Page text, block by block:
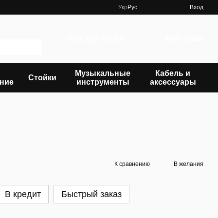
Укр Рус Вход
Стойки
Музыкальные
инструменты
Кабель и
аксессуары
К сравнению В желания
В кредит Быстрый заказ